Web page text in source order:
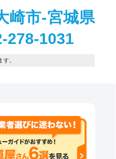
崎市-宮城県
278-1031
。